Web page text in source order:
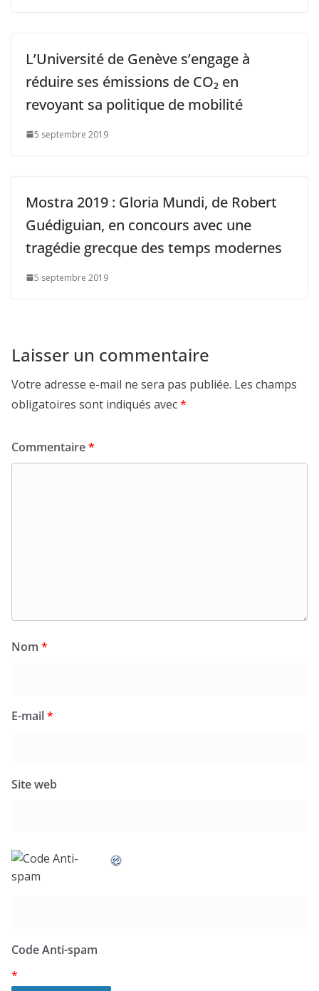
L’Université de Genève s’engage à
réduire ses émissions de CO₂ en
revoyant sa politique de mobilité
5 septembre 2019
Mostra 2019 : Gloria Mundi, de Robert
Guédiguian, en concours avec une
tragédie grecque des temps modernes
5 septembre 2019
Laisser un commentaire
Votre adresse e-mail ne sera pas publiée. Les champs
obligatoires sont indiqués avec*
Commentaire*
Nom *
E-mail*
Site web
Code Anti-spam
*